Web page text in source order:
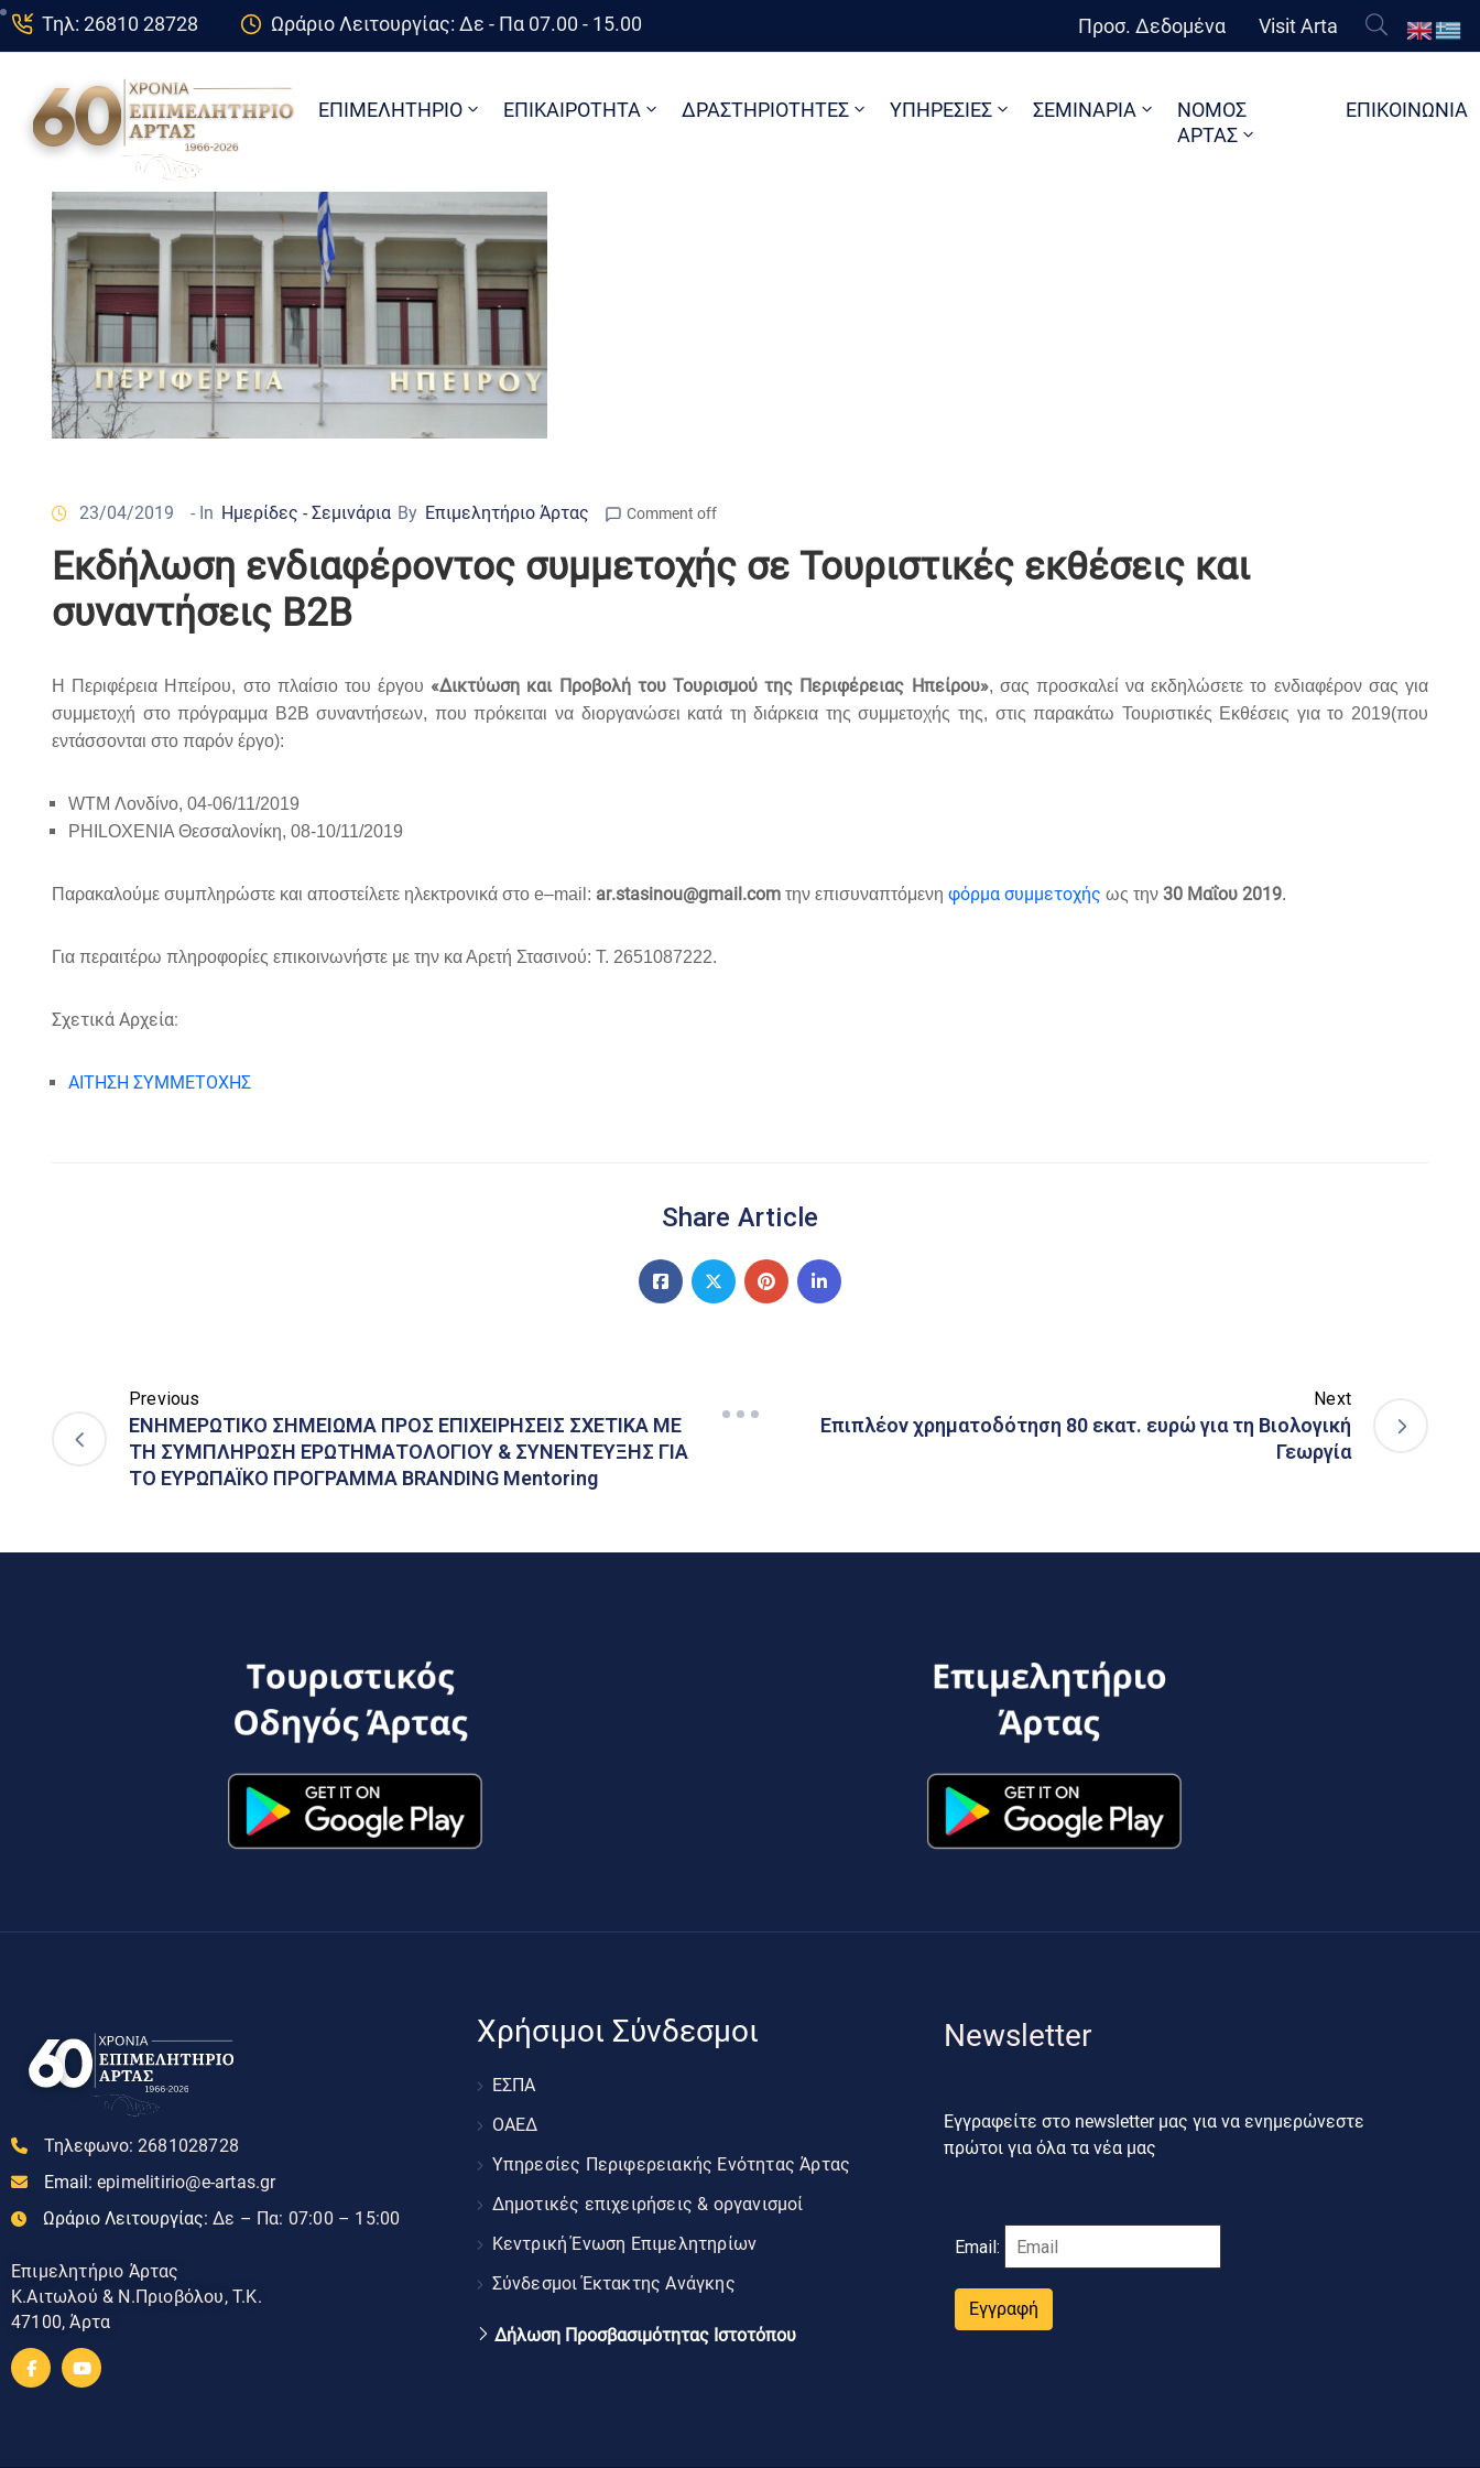
Τηλ: 26810 28728 Ωράριο Λειτουργίας: Δε - Πα 07.00 - 15.00 Προσ. Δεδομένα Visit Arta
ΕΠΙΜΕΛΗΤΗΡΙΟ ΕΠΙΚΑΙΡΟΤΗΤΑ ΔΡΑΣΤΗΡΙΟΤΗΤΕΣ ΥΠΗΡΕΣΙΕΣ ΣΕΜΙΝΑΡΙΑ
ΝΟΜΟΣ
ΑΡΤΑΣ
ΕΠΙΚΟΙΝΩΝΙΑ
23/04/2019 - In Ημερίδες - Σεμινάρια By Επιμελητήριο Άρτας Comment off
Εκδήλωση ενδιαφέροντος συμμετοχής σε Τουριστικές εκθέσεις και
συναντήσεις Β2Β
Η Περιφέρεια Ηπείρου, στο πλαίσιο του έργου «Δικτύωση και Προβολή του Τουρισμού της Περιφέρειας Ηπείρου», σας προσκαλεί να εκδηλώσετε το ενδιαφέρον σας για
συμμετοχή στο πρόγραμμα Β2Β συναντήσεων, που πρόκειται να διοργανώσει κατά τη διάρκεια της συμμετοχής της, στις παρακάτω Τουριστικές Εκθέσεις για το 2019(που
εντάσσονται στο παρόν έργο):
WTM Λονδίνο, 04-06/11/2019
PHILOXENIA Θεσσαλονίκη, 08-10/11/2019
Παρακαλούμε συμπληρώστε και αποστείλετε ηλεκτρονικά στο e–mail : ar.stasinou@gmail.com την επισυναπτόμενη φόρμα συμμετοχής ως την 30 Μαΐου 2019.
Για περαιτέρω πληροφορίες επικοινωνήστε με την κα Αρετή Στασινού: Τ. 2651087222.
Σχετικά Αρχεία:
ΑΙΤΗΣΗ ΣΥΜΜΕΤΟΧΗΣ
Share Article
Previous
ΕΝΗΜΕΡΩΤΙΚΟ ΣΗΜΕΙΩΜΑ ΠΡΟΣ ΕΠΙΧΕΙΡΗΣΕΙΣ ΣΧΕΤΙΚΑ ΜΕ
ΤΗ ΣΥΜΠΛΗΡΩΣΗ ΕΡΩΤΗΜΑΤΟΛΟΓΙΟΥ & ΣΥΝΕΝΤΕΥΞΗΣ ΓΙΑ
ΤΟ ΕΥΡΩΠΑΪΚΟ ΠΡΟΓΡΑΜΜΑ BRANDING Mentoring
Next
Επιπλέον χρηματοδότηση 80 εκατ. ευρώ για τη Βιολογική
Γεωργία
Τηλεφωνο: 2681028728
Email: epimelitirio@e-artas.gr
Ωράριο Λειτουργίας: Δε – Πα: 07:00 – 15:00
Επιμελητήριο Άρτας
Κ.Αιτωλού & Ν.Πριοβόλου, Τ.Κ.
47100, Άρτα
Χρήσιμοι Σύνδεσμοι
ΕΣΠΑ
ΟΑΕΔ
Υπηρεσίες Περιφερειακής Ενότητας Άρτας
Δημοτικές επιχειρήσεις & οργανισμοί
Κεντρική Ένωση Επιμελητηρίων
Σύνδεσμοι Έκτακτης Ανάγκης
Δήλωση Προσβασιμότητας Ιστοτόπου
Newsletter
Εγγραφείτε στο newsletter μας για να ενημερώνεστε
πρώτοι για όλα τα νέα μας
Email:
Εγγραφή